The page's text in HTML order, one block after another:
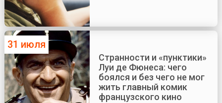
31 июля
Странности и «пунктики»
Луи де Фюнеса: чего
боялся и без чего не мог
жить главный комик
французского кино